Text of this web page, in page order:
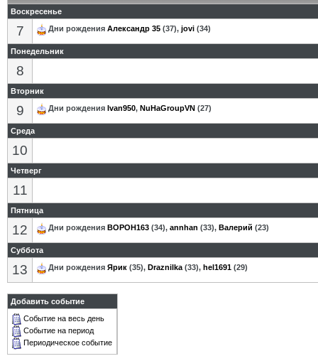
Воскресенье
7 Дни рождения Александр 35 (37), jovi (34)
Понедельник
8
Вторник
9 Дни рождения Ivan950, NuHaGroupVN (27)
Среда
10
Четверг
11
Пятница
12 Дни рождения BOPOH163 (34), annhan (33), Валерий (23)
Суббота
13 Дни рождения Ярик (35), Draznilka(33), hel1691 (29)
Добавить событие
Событие на весь день
Событие на период
Периодическое событие